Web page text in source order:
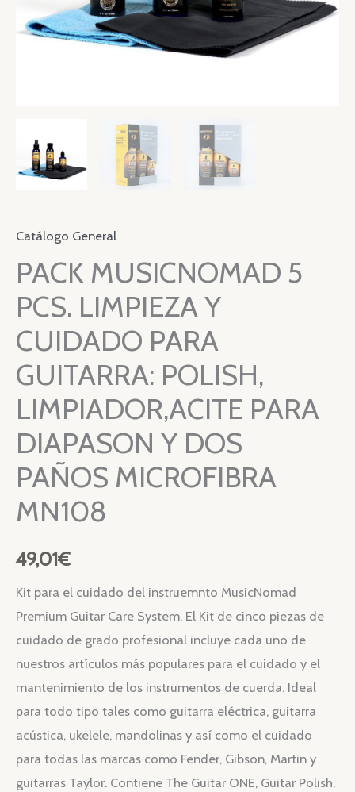
Catálogo General
PACK MUSICNOMAD 5
PCS. LIMPIEZA Y
CUIDADO PARA
GUITARRA: POLISH,
LIMPIADOR,ACITE PARA
DIAPASON Y DOS
PAÑOS MICROFIBRA
MN108
49,01€
Kit para el cuidado del instruemnto MusicNomad
Premium Guitar Care System. El Kit de cinco piezas de
cuidado de grado profesional incluye cada uno de
nuestros artículos más populares para el cuidado y el
mantenimiento de los instrumentos de cuerda. Ideal
para todo tipo tales como guitarra eléctrica, guitarra
acústica, ukelele, mandolinas y así como el cuidado
para todas las marcas como Fender, Gibson, Martin y
guitarras Taylor. Contiene The Guitar ONE, Guitar Polish,